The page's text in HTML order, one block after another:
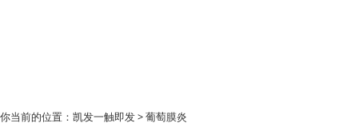
你当前的位置： 凯发一触即发> 葡萄膜炎